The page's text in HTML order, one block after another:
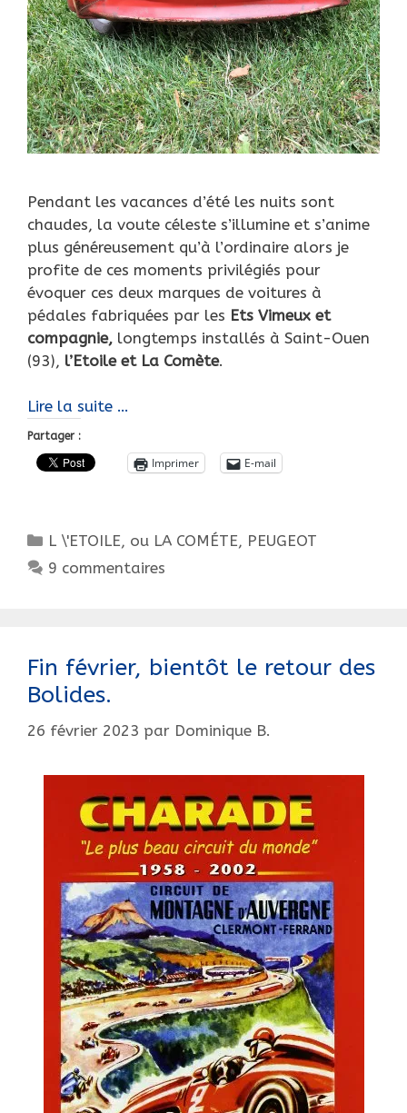
Pendant les vacances d’été les nuits sont
chaudes, la voute céleste s’illumine et s’anime
plus généreusement qu’à l’ordinaire alors je
profite de ces moments privilégiés pour
évoquer ces deux marques de voitures à
pédales fabriquées par les Ets Vimeux et
compagnie, longtemps installés à Saint-Ouen
(93), l’Etoile et La Comète.
Lire la suite …
dans
les
dans
La
Partager :
Imprimer E-mail
Catégories
L \'ETOILE, ou LA COMÉTE, PEUGEOT
9 commentaires
Fin février, bientôt le retour des
Bolides.
26 février 2023 par Dominique B.